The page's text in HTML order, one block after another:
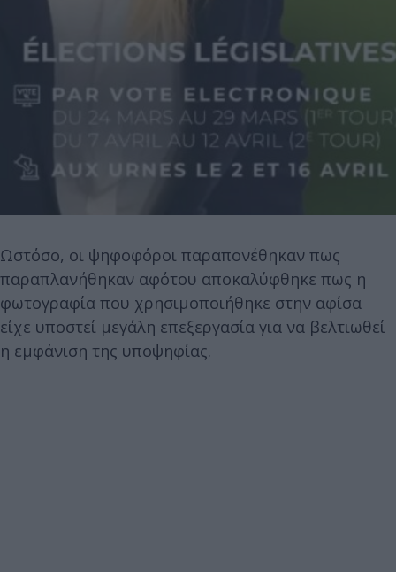
Ωστόσο, οι ψηφοφόροι παραπονέθηκαν πως
παραπλανήθηκαν αφότου αποκαλύφθηκε πως η
φωτογραφία που χρησιμοποιήθηκε στην αφίσα
είχε υποστεί μεγάλη επεξεργασία για να βελτιωθεί
η εμφάνιση της υποψηφίας.